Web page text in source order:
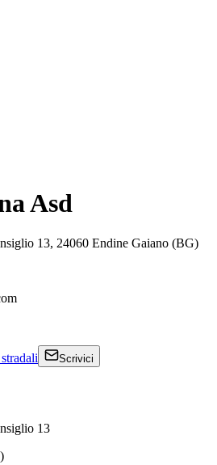
Asd
13, 24060 Endine Gaiano (BG)
stradali Scrivici
13